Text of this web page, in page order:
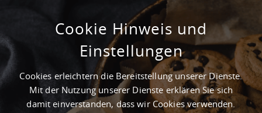
4.000 M² LAGERHALLE IN DELITZSCH NAHE
FLUGHAFEN LEIPZIG/HALLE - LANDKREIS
NORDSACHSEN
Startseite/ Immobiliensuche/ Detailansicht
Cookie Hinweis und
Einstellungen
Cookies erleichtern die Bereitstellung unserer Dienste.
Mit der Nutzung unserer Dienste erklären Sie sich
damit einverstanden, dass wir Cookies verwenden.